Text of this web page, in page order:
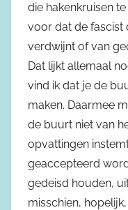
die hakenkruisen
voor dat de fascist
verdwijnt of van
Dat lijkt allemaal
vind ik dat je de
maken. Daarmee
de buurt niet van
opvattingen
geaccepteerd
gedeisd houden,
misschien,